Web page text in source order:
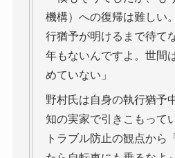
機構）への復帰は難しい
行猶予が明けるまで待て
年もないんですよ。世間
めていない」
野村氏は自身の執行猶予
知の実家で引きこもって
トラブル防止の観点から